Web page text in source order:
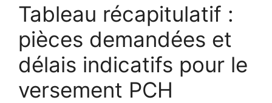
Tableau récapitulatif :
pièces demandées et
délais indicatifs pour le
versement PCH